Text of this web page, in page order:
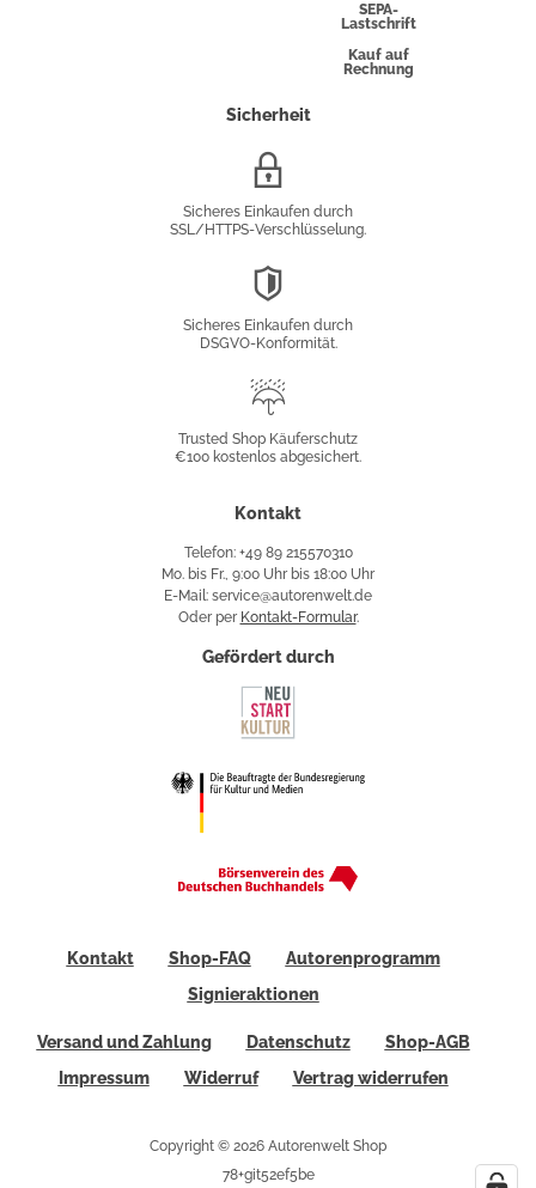
SEPA-
Lastschrift
Kauf auf
Rechnung
Sicherheit
Sicheres Einkaufen durch
SSL/HTTPS-Verschlüsselung.
Sicheres Einkaufen durch
DSGVO-Konformität.
Käuferschutz
Trusted Shop Käuferschutz
€100 kostenlos abgesichert.
Kontakt
Telefon: +49 89 215570310
Mo. bis Fr., 9:00 Uhr bis 18:00 Uhr
E-Mail: service@autorenwelt.de
Oder per Kontakt-Formular.
Gefördert durch
Kontakt Shop-FAQ
Autorenprogramm
Signieraktionen
Versand und Zahlung Datenschutz
Shop-AGB
Impressum
Widerruf Vertrag widerrufen
Copyright © 2026 Autorenwelt Shop
78+git52ef5be